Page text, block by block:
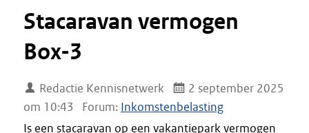
Stacaravan vermogen
Box-3
Redactie Kennisnetwerk
2 september 2025
om 10:43
Forum: Inkomstenbelasting
Is een stacaravan op een vakantiepark vermogen